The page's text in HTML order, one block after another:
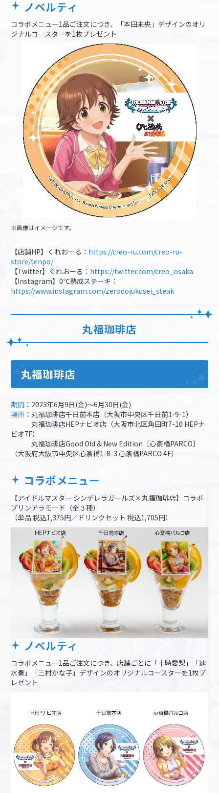
ノベルティ
コラボメニュー1品ご注文につき、「本田未央」デザインのオリ
ジナルコースターを1枚プレゼント
※画像はイメージです。
【店舗HP】くれおーる： https://creo-ru.com/creo-ru-
store/tenpo/
【Twitter】くれおーる： https://twitter.com/creo_osaka
【Instagram】0℃熟成ステーキ：
https://www.instagram.com/zerodojukusei_steak
丸福珈琲店
丸福珈琲店
期間 ：2023年6月9日(金)～6月30日(金)
場所 ：丸福珈琲店千日前本店（大阪市中央区千日前1-9-1）
丸福珈琲店HEPナビオ店（大阪市北区角田町7-10 HEPナ
ビオ7F）
丸福珈琲店Good Old & New Edition［心斎橋PARCO］
（大阪府大阪市中央区心斎橋1-8-3 心斎橋PARCO 4F）
コラボメニュー
【アイドルマスター シンデレラガールズ×丸福珈琲店】コラボ
プリンアラモード（全３種）
（単品 税込1,375円／ドリンクセット 税込1,705円）
ノベルティ
コラボメニュー1品ご注文につき、店舗ごとに「十時愛梨」「速
水奏」「三村かな子」デザインのオリジナルコースターを1枚プ
レゼント